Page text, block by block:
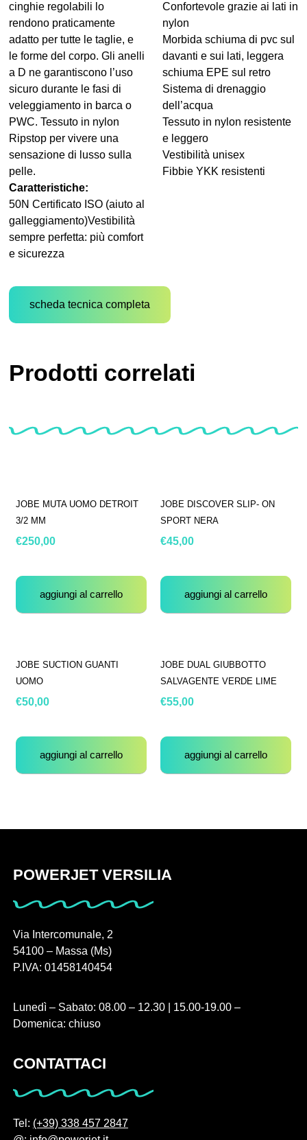
cinghie regolabili lo
rendono praticamente
adatto per tutte le taglie, e
le forme del corpo. Gli anelli
a D ne garantiscono l’uso
sicuro durante le fasi di
veleggiamento in barca o
PWC. Tessuto in nylon
Ripstop per vivere una
sensazione di lusso sulla
pelle.
Caratteristiche:
50N Certificato ISO (aiuto al
galleggiamento)Vestibilità
sempre perfetta: più comfort
e sicurezza
Confortevole grazie ai lati in
nylon
Morbida schiuma di pvc sul
davanti e sui lati, leggera
schiuma EPE sul retro
Sistema di drenaggio
dell’acqua
Tessuto in nylon resistente
e leggero
Vestibilità unisex
Fibbie YKK resistenti
scheda tecnica completa
Prodotti correlati
JOBE MUTA UOMO DETROIT
3/2 MM
€250,00
aggiungi al carrello
JOBE DISCOVER SLIP- ON
SPORT NERA
€45,00
aggiungi al carrello
JOBE SUCTION GUANTI
UOMO
€50,00
aggiungi al carrello
JOBE DUAL GIUBBOTTO
SALVAGENTE VERDE LIME
€55,00
aggiungi al carrello
POWERJET VERSILIA
Via Intercomunale, 2
54100 – Massa (Ms)
P.IVA: 01458140454
Lunedì – Sabato: 08.00 – 12.30 | 15.00-19.00 –
Domenica: chiuso
CONTATTACI
Tel: (+39) 338 457 2847